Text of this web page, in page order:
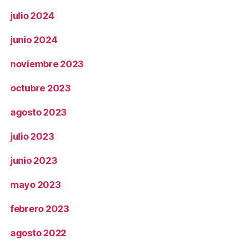
julio 2024
junio 2024
noviembre 2023
octubre 2023
agosto 2023
julio 2023
junio 2023
mayo 2023
febrero 2023
agosto 2022